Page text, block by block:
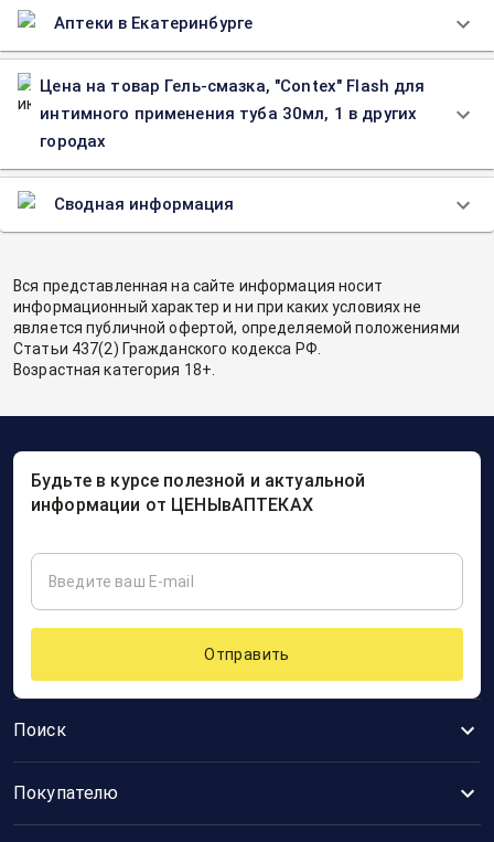
Аптеки в Екатеринбурге
Цена на товар Гель-смазка, "Contex" Flash для
интимного применения туба 30мл, 1 в других
городах
Сводная информация
Вся представленная на сайте информация носит
информационный характер и ни при каких условиях не
является публичной офертой, определяемой положениями
Статьи 437(2) Гражданского кодекса РФ.
Возрастная категория 18+.
Поиск
Покупателю
Будьте в курсе полезной и актуальной
информации от ЦЕНЫвАПТЕКАХ
Отправить